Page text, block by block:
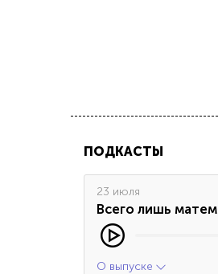
ПОДКАСТЫ
23 июля
Всего лишь
О выпуске